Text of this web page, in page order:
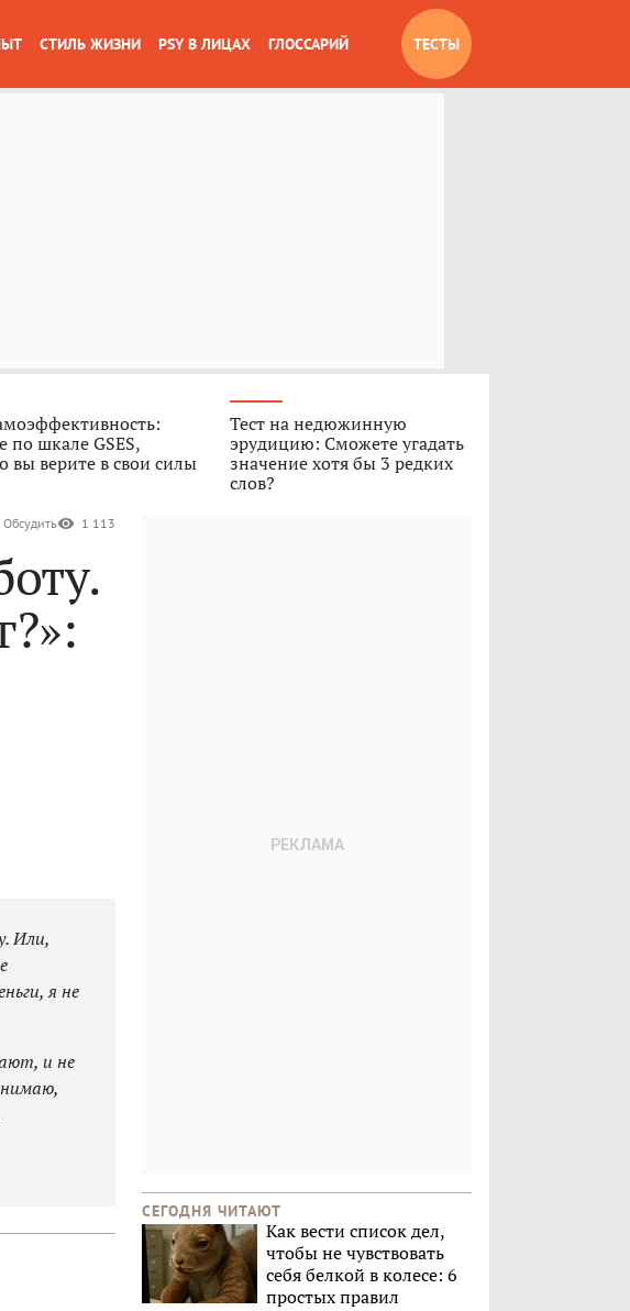
СТИЛЬ ЖИЗНИ PSY В ЛИЦАХ ГЛОССАРИЙ ТЕСТЫ
по шкале GSES,
вы верите в свои силы
Тест на недюжинную
эрудицию: Сможете угадать
значение хотя бы 3 редких
слов?
Обсудить 1 113
Или,
я не
и не
СЕГОДНЯ ЧИТАЮТ
Как вести список дел,
чтобы не чувствовать
себя белкой в колесе: 6
простых правил